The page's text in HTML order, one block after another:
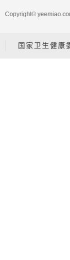
Copyright©
国家卫生健康